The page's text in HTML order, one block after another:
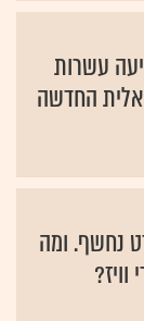
עשרות
החדשה
נחשף. ומה